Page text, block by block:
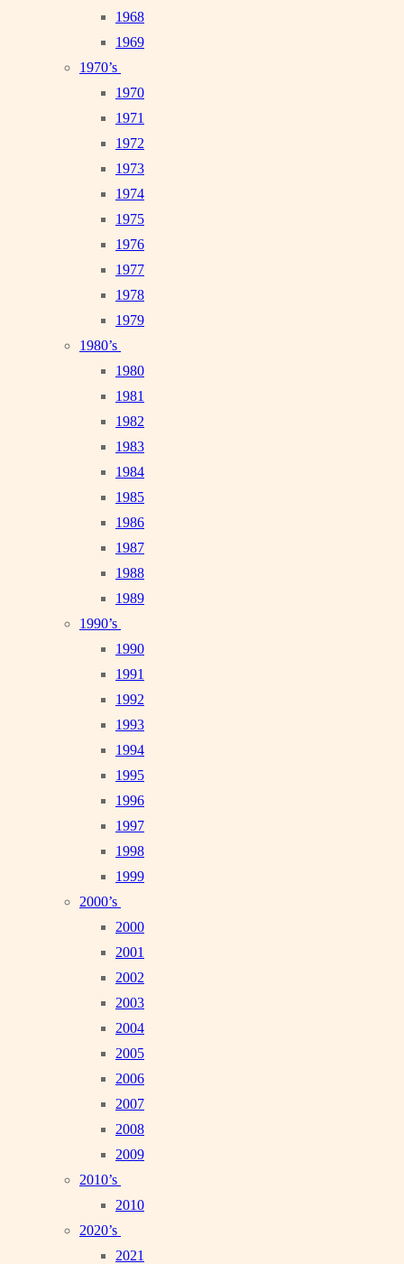
1968
1969
1970’s
1970
1971
1972
1973
1974
1975
1976
1977
1978
1979
1980’s
1980
1981
1982
1983
1984
1985
1986
1987
1988
1989
1990’s
1990
1991
1992
1993
1994
1995
1996
1997
1998
1999
2000’s
2000
2001
2002
2003
2004
2005
2006
2007
2008
2009
2010’s
2010
2020’s
2021